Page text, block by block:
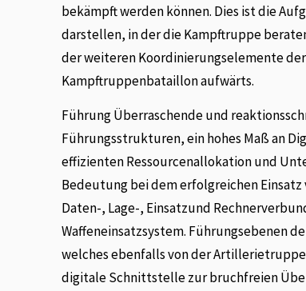
bekämpft werden können. Dies ist die
darstellen, in der die Kampftruppe
der weiteren Koordinierungselemente
Kampftruppenbataillon aufwärts.
Führung Überraschende und
Führungsstrukturen, ein hohes Maß an
effizienten Ressourcenallokation und
Bedeutung bei dem erfolgreichen
Daten-, Lage-, Einsatzund
Waffeneinsatzsystem. Führungsebenen
welches ebenfalls von der
digitale Schnittstelle zur bruchfreien